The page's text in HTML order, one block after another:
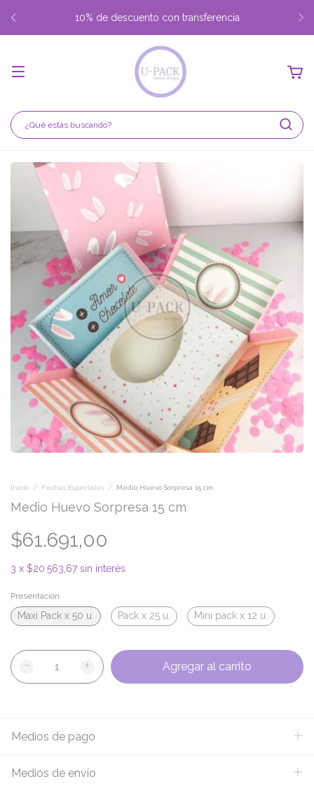
10% de descuento con transferencia
Inicio / Fechas Especiales / Medio Huevo Sorpresa 15 cm
Medio Huevo Sorpresa 15 cm
$61.691,00
3 x $20.563,67 sin interés
Presentación
Maxi Pack x 50 u. Pack x 25 u. Mini pack x 12 u.
Medios de pago
Medios de envío